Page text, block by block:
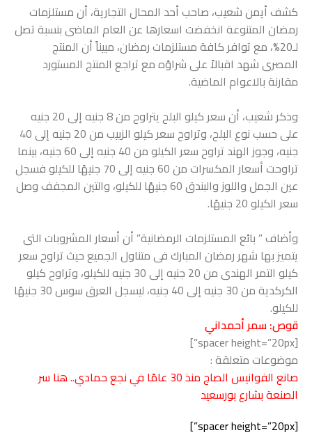
كشف أيمن شعيب، صاحب أحد المحال التجارية، أن مستلزمات
رمضان المتنوعة انخفضت اسعارها عن العام الماضى بنسبة تصل
لـ20%، مع توافر كافة مستلزمات رمضان، مبيناً أن المنتج
المصرى شهد اقبالاً على شراؤه مع تراجع المنتج المستورد
مقارنة بالاعوام الماضية.
وذكر شعيب، أن سعر كيلو البلح يتراوح من 8 جنيه إلى 20 جنيه
على حسب نوع البلح، وتراوح سعر كيلو الزبيب من 20 جنيه إلى 40
جنيه، وجوز الهند تراوح سعر الكيلو من 40 جنيه إلى 60 جنيه، بينما
تراوحت أسعار المكسرات من 60 جنيه إلى 70 جنيهًا للكيلو فسجل
عين الجمل واللوز والبندق 60 جنيهًا للكيلو، والتين المجفف وصل
سعر الكيلو 20 جنيهًا.
وأضاف ” بائع المستلزمات الرمضانية” أن أسعار المشروبات التى
يتميز بها شهر رمضان المبارك فى متناول الجميع حيث تراوح سعر
كيلو التمر الهندى من 20 جنيه إلى 30 جنيه للكيلو، وتراوح كيلو
الكركدية من 30 جنيه إلى 40 جنيه، ليسجل العرق سوس 30 جنيهًا
للكيلو.
قوص: سمر أحمداني
[spacer height=”20px”]
موضوعات متعلقة :
صانع الفوانيس الصاج منذ 30 عامًا في نجع حمادي.. هنا سر
الصنعة بشارع بورسعيد
[spacer height=”20px”]